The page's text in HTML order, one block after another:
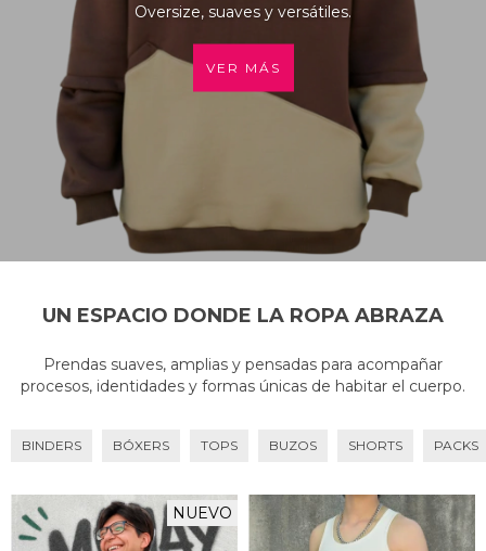
Oversize, suaves y versátiles.
VER MÁS
UN ESPACIO DONDE LA ROPA ABRAZA
Prendas suaves, amplias y pensadas para acompañar
procesos, identidades y formas únicas de habitar el cuerpo.
BINDERS BÓXERS TOPS BUZOS SHORTS PACKS
NUEVO